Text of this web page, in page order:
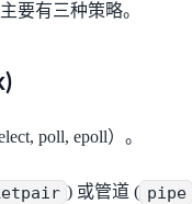
要有三种策略。
poll, epoll）。
) 或管道 ( pipe